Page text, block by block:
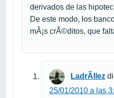
derivados de las
De este modo, los
mÃ¡s crÃ©ditos, que
LadrÃ­llez
25/01/2010 a las